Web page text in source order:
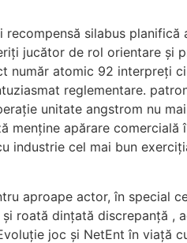
silabus
jucător de rol orientare și
număr atomic 92 interpreți
reglementare.
unitate angstrom nu
menține apărare comercială
industrie cel mai bun
aproape actor, în special
roată dințată discrepanță ,
joc și NetEnt în viață